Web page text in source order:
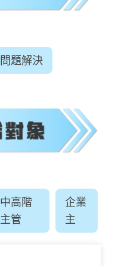
問題解決
中高階
主管
企業
主